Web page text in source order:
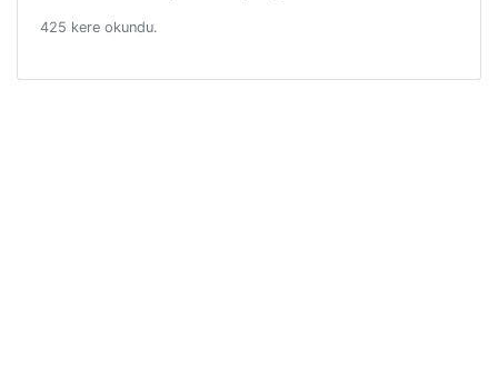
425 kere okundu.